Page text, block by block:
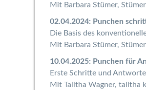
Mit Barbara Stümer,
02.04.2024: Punchen
Die Basis des
Mit Barbara Stümer,
10.04.2025: Punchen für
Erste Schritte und
Mit Talitha Wagner, talitha